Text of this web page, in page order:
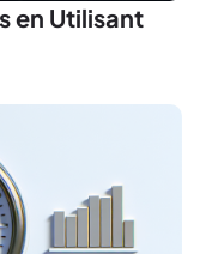
en Utilisant